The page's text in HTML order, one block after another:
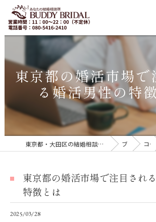
東京都の婚活市場で
る婚活男性の特
東京都・大田区の結婚相談所｜再婚・20代30代の婚活なら「BUDDY BRIDAL 東京」 ブログ コラム
東京都の婚活市場で注目され
特徴とは
2025/03/28